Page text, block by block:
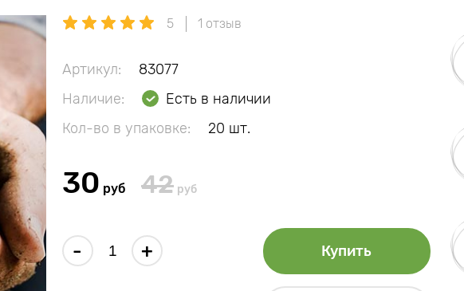
5 1 отзыв
Артикул:
83077
Наличие:
Есть в наличии
Кол-во в упаковке:
20 шт.
30 руб 42 руб
- + Купить